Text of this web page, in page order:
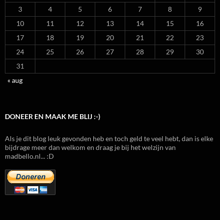
3
4 5 6 7 8
9
10
11 12 13 14 15
16
17
18 19 20 21 22
23
24
25 26 27 28 29
30
31
« aug
DONEER EN MAAK ME BLIJ :-)
Als je dit blog leuk gevonden heb en toch geld te veel hebt, dan is elke
bijdrage meer dan welkom en draag je bij het welzijn van
madbello.nl... :D